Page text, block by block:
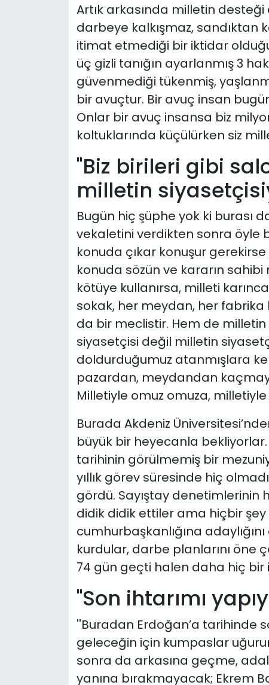
Artık arkasında milletin
darbeye kalkışmaz, sandıktan
itimat etmediği bir iktidar
üç gizli tanığın ayarlanmış 3
güvenmediği tükenmiş,
bir avuçtur. Bir avuç insan
Onlar bir avuç insansa biz
koltuklarında küçülürken siz
"Biz birileri gibi
milletin
Bugün hiç şüphe yok ki burası
vekaletini verdikten sonra öyle
konuda çıkar konuşur
konuda sözün ve kararın
kötüye kullanırsa, milleti
sokak, her meydan, her fabrika
da bir meclistir. Hem de
siyasetçisi değil milletin
doldurduğumuz atanmışlara
pazardan, meydandan
Milletiyle omuz omuza,
Burada Akdeniz
büyük bir heyecanla
tarihinin görülmemiş bir
yıllık görev süresinde hiç
gördü. Sayıştay denetimlerinin
didik didik ettiler ama hiçbir
cumhurbaşkanlığına
kurdular, darbe planlarını öne
74 gün geçti halen daha hiç bir
"Son ihtarımı
''Buradan Erdoğan’a tarihinde
geleceğin için kumpaslar
sonra da arkasına geçme,
yanına bırakmayacak; Ekrem